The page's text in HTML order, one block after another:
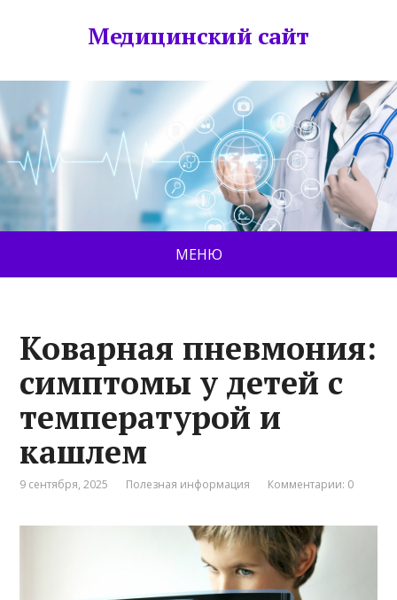
Медицинский сайт
МЕНЮ
Коварная пневмония:
симптомы у детей с
температурой и
кашлем
9 сентября, 2025 Полезная информация Комментарии: 0